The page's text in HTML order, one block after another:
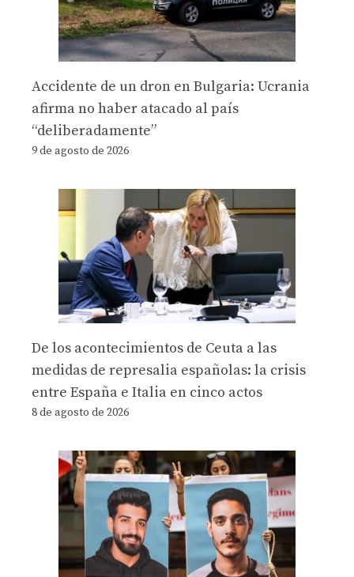
Accidente de un dron en Bulgaria: Ucrania
afirma no haber atacado al país
“deliberadamente”
9 de agosto de 2026
De los acontecimientos de Ceuta a las
medidas de represalia españolas: la crisis
entre España e Italia en cinco actos
8 de agosto de 2026